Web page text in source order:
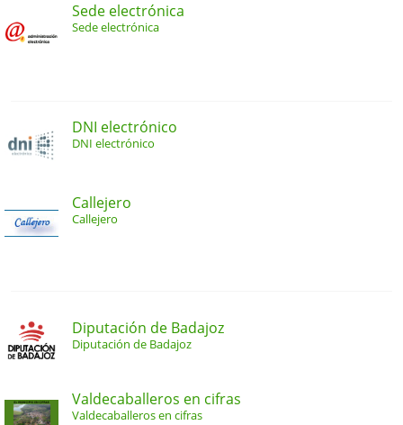
Sede electrónica
Sede electrónica
DNI electrónico
DNI electrónico
Callejero
Callejero
Diputación de Badajoz
Diputación de Badajoz
Valdecaballeros en cifras
Valdecaballeros en cifras